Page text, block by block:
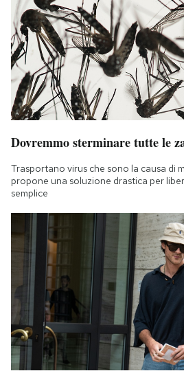
Dovremmo sterminare tutte le
Trasportano virus che sono la causa di
propone una soluzione drastica per
semplice